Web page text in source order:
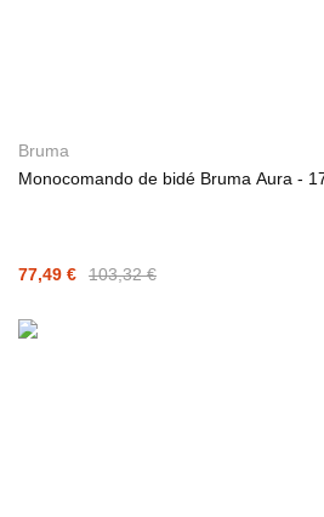
Bruma
Monocomando de bidé Bruma Aura -
77,49 € 103,32 €